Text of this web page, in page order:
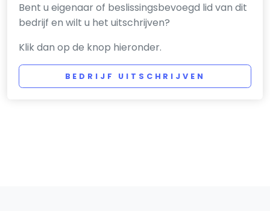
Bent u eigenaar of beslissingsbevoegd lid van dit
bedrijf en wilt u het uitschrijven?
Klik dan op de knop hieronder.
BEDRIJF UITSCHRIJVEN